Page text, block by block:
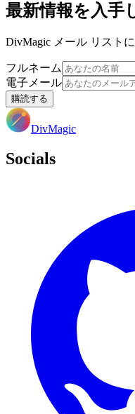
最新情報を入手
DivMagic メール リスト
フルネーム
電子メール
購読する
DivMagic
Socials